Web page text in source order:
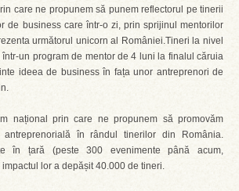
care ne propunem să punem reflectorul pe tinerii
de business care într-o zi, prin sprijinul mentorilor
următorul unicorn al României.Tineri la nivel
un program de mentor de 4 luni la finalul căruia
ideea de business în fața unor antreprenori de
național prin care ne propunem să promovăm
în rândul tinerilor din România.
în țară (peste 300 evenimente până acum,
lor a depășit 40.000 de tineri.